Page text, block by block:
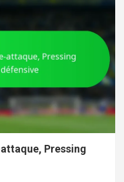
Pressing